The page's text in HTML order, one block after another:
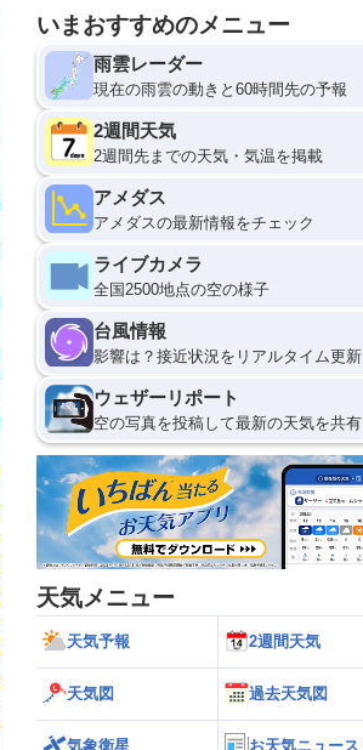
いまおすすめのメニュー
雨雲レーダー
現在の雨雲の動きと60時間先の予報
2週間天気
2週間先までの天気・気温を掲載
アメダス
アメダスの最新情報をチェック
ライブカメラ
全国2500地点の空の様子
台風情報
影響は？接近状況をリアルタイム更新
ウェザーリポート
空の写真を投稿して最新の天気を共有
天気メニュー
天気予報 2週間天気
天気図 過去天気図
気象衛星 お天気ニュース